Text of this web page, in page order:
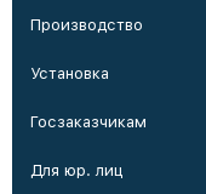
Производство
Установка
Госзаказчикам
Для юр. лиц